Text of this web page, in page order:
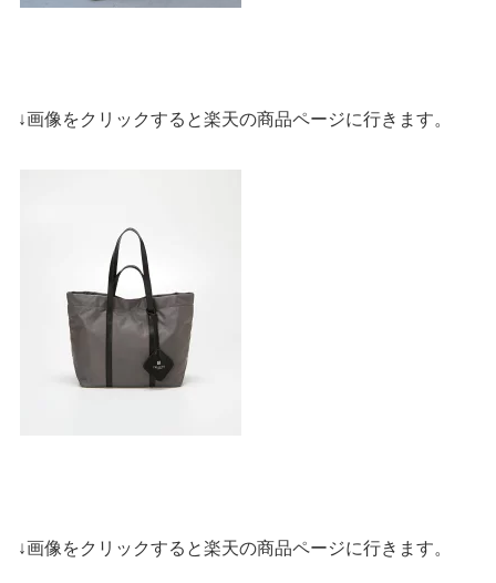
↓画像をクリックすると楽天の商品ページに行きます。
↓画像をクリックすると楽天の商品ページに行きます。